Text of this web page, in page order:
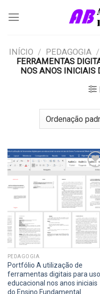
INÍCIO / PEDAGOGIA /
FERRAMENTAS
NOS ANOS INICIAIS
Add to
PEDAGOGIA
Portfólio A utilização de
ferramentas digitais para uso
educacional nos anos iniciais
do Ensino Fundamental